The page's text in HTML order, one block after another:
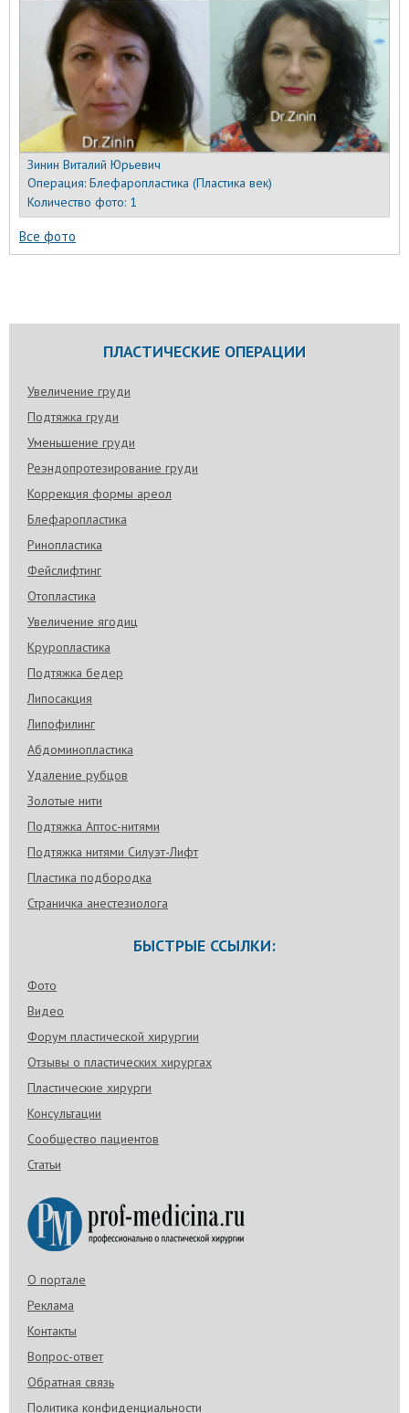
Зинин Виталий Юрьевич
Операция:Блефаропластика (Пластика век)
Количество фото: 1
Все фото
ПЛАСТИЧЕСКИЕ ОПЕРАЦИИ
Увеличение груди
Подтяжка груди
Уменьшение груди
Реэндопротезирование груди
Коррекция формы ареол
Блефаропластика
Ринопластика
Фейслифтинг
Отопластика
Увеличение ягодиц
Круропластика
Подтяжка бедер
Липосакция
Липофилинг
Абдоминопластика
Удаление рубцов
Золотые нити
Подтяжка Аптос-нитями
Подтяжка нитями Силуэт-Лифт
Пластика подбородка
Страничка анестезиолога
БЫСТРЫЕ ССЫЛКИ:
Фото
Видео
Форум пластической хирургии
Отзывы о пластических хирургах
Пластические хирурги
Консультации
Сообщество пациентов
Статьи
О портале
Реклама
Контакты
Вопрос-ответ
Обратная связь
Политика конфиденциальности